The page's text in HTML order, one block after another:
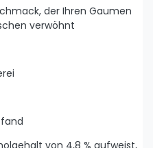
der Ihren Gaumen
verwöhnt